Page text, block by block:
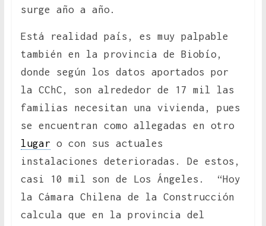
surge año a año.
Está realidad país, es muy palpable
también en la provincia de Biobío,
donde según los datos aportados por
la CChC, son alrededor de 17 mil las
familias necesitan una vivienda, pues
se encuentran como allegadas en otro
lugar o con sus actuales
instalaciones deterioradas. De estos,
casi 10 mil son de Los Ángeles. “Hoy
la Cámara Chilena de la Construcción
calcula que en la provincia del